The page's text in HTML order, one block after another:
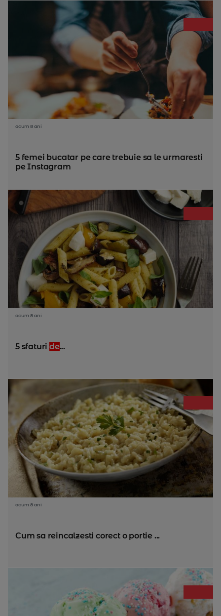
acum 8 ani
5 femei bucatar pe care trebuie sa le urmaresti
pe Instagram
acum 8 ani
5 sfaturi de...
acum 8 ani
Cum sa reincalzesti corect o portie ...